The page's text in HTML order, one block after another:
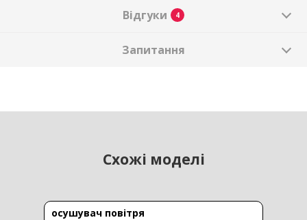
Відгуки 4
Запитання
Схожі моделі
осушувач повітря